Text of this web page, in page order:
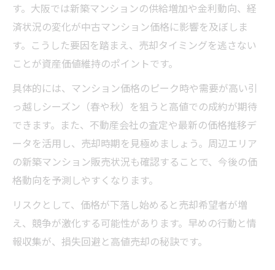
す。大阪では新築マンションの供給増加や金利動向、経
済状況の変化が中古マンション価格に影響を及ぼしま
す。こうした要因を踏まえ、売却タイミングを逃さない
ことが資産価値維持のポイントです。
具体的には、マンション価格のピーク時や需要が高い引
っ越しシーズン（春や秋）を狙うと高値での成約が期待
できます。また、不動産会社の査定や最新の価格推移デ
ータを活用し、売却時期を見極めましょう。周辺エリア
の新築マンション販売状況も確認することで、今後の価
格動向を予測しやすくなります。
リスクとして、価格が下落し始めると売却希望者が増
え、競争が激化する可能性があります。早めの行動と情
報収集が、損失回避と高値売却の秘訣です。